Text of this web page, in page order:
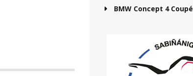
BMW Concept 4 Coupé